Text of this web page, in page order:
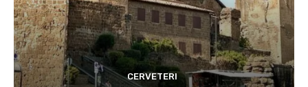
CERVETERI